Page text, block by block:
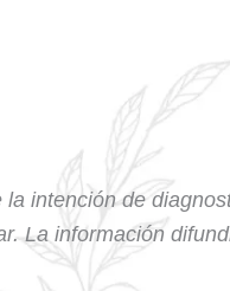
la intención de
La información